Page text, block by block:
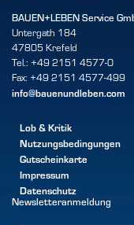
BAUEN+LEBEN Service
Untergath 184
47805 Krefeld
Tel.: +49 2151 4577-0
Fax: +49 2151 4577-499
info@bauenundleben.com
Lob & Kritik
Nutzungsbedingungen
Gutscheinkarte
Impressum
Datenschutz
Newsletteranmeldung